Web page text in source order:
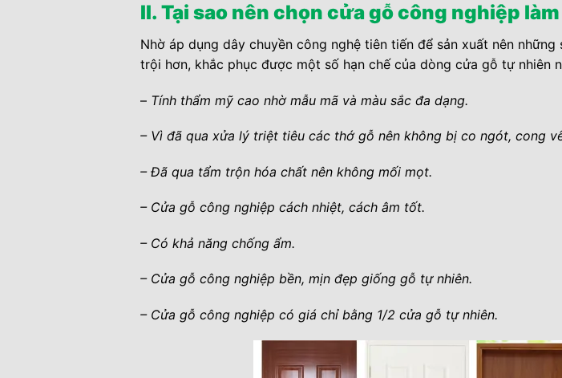
II. Tại sao nên chọn cửa gỗ công nghiệp
Nhờ áp dụng dây chuyền công nghệ tiên tiến để sản xuất nên
trội hơn, khắc phục được một số hạn chế của dòng cửa gỗ tự nhiên
–Tính thẩm mỹ cao nhờ mẫu mã và màu sắc đa dạng.
– Vì đã qua xửa lý triệt tiêu các thớ gỗ nên không bị co ngót, cong
– Đã qua tẩm trộn hóa chất nên không mối mọt.
– Cửa gỗ công nghiệp cách nhiệt, cách âm tốt.
– Có khả năng chống ẩm.
– Cửa gỗ công nghiệp bền, mịn đẹp giống gỗ tự nhiên.
– Cửa gỗ công nghiệp có giá chỉ bằng 1/2 cửa gỗ tự nhiên.